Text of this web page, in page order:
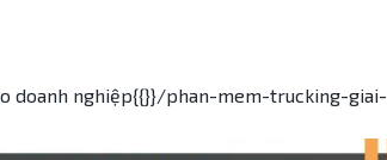
doanh nghiệp{{}}/phan-mem-trucking-giai-